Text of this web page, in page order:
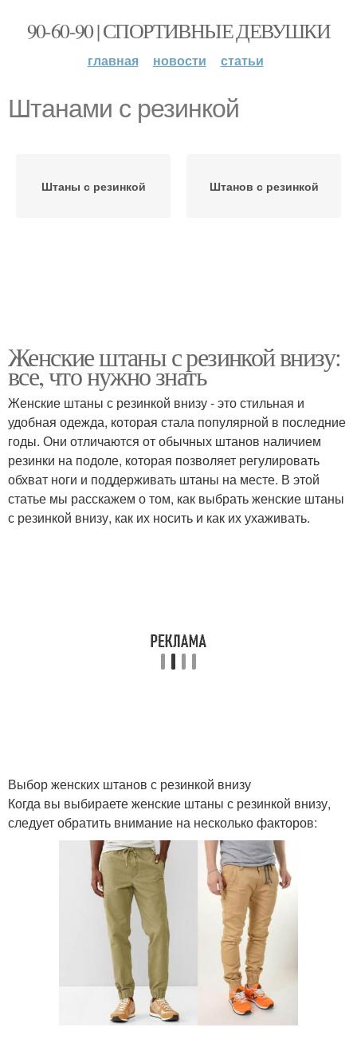
90-60-90 | СПОРТИВНЫЕ ДЕВУШКИ
главная новости статьи
Штанами с резинкой
Штаны с резинкой Штанов с резинкой
Женские штаны с резинкой внизу:
все, что нужно знать
Женские штаны с резинкой внизу - это стильная и
удобная одежда, которая стала популярной в последние
годы. Они отличаются от обычных штанов наличием
резинки на подоле, которая позволяет регулировать
обхват ноги и поддерживать штаны на месте. В этой
статье мы расскажем о том, как выбрать женские штаны
с резинкой внизу, как их носить и как их ухаживать.
Выбор женских штанов с резинкой внизу
Когда вы выбираете женские штаны с резинкой внизу,
следует обратить внимание на несколько факторов: